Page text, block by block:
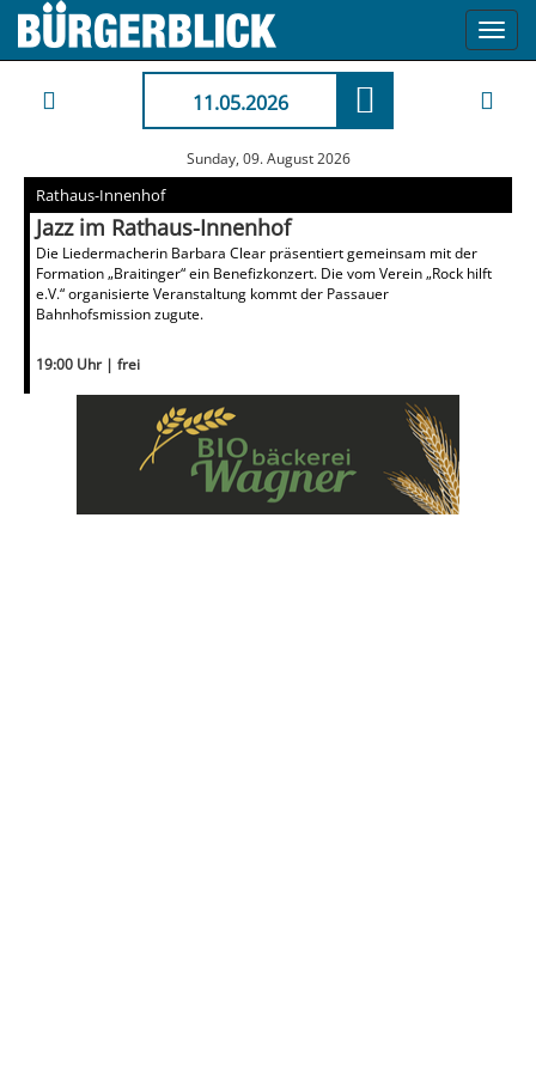
11.05.2026
Sunday, 09. August 2026
Rathaus-Innenhof
Jazz im Rathaus-Innenhof
Die Liedermacherin Barbara Clear präsentiert gemeinsam mit der
Formation „Braitinger“ ein Benefizkonzert. Die vom Verein „Rock hilft
e.V.“ organisierte Veranstaltung kommt der Passauer
Bahnhofsmission zugute.
19:00 Uhr | frei